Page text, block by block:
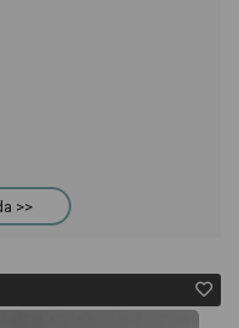
>>